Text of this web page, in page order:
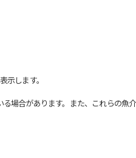
します。
合があります。また、これらの魚